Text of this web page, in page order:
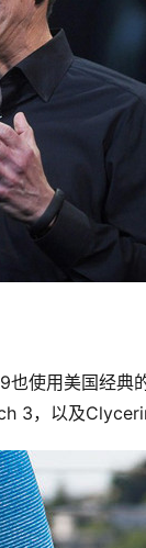
使用美国经典
3，以及